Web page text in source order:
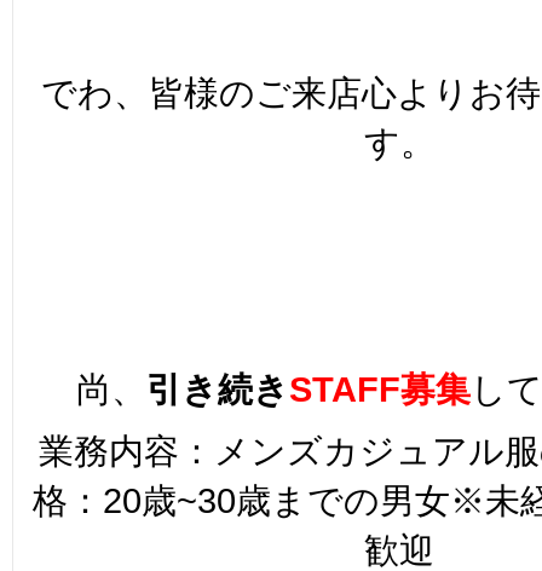
でわ、皆様のご来店心よりお
す。
尚、 引き続きSTAFF募集し
業務内容：メンズカジュアル
格：20歳~30歳までの男女※未
歓迎